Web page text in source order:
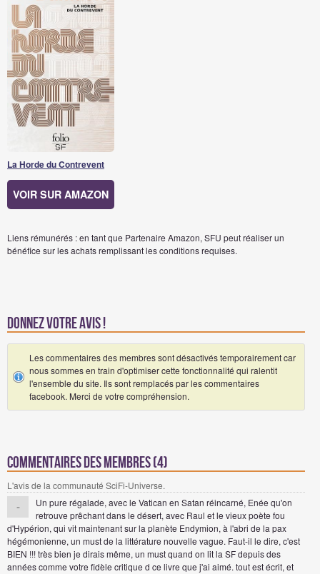
La Horde du Contrevent
VOIR SUR AMAZON
Liens rémunérés : en tant que Partenaire Amazon, SFU peut réaliser un
bénéfice sur les achats remplissant les conditions requises.
Donnez votre avis !
Les commentaires des membres sont désactivés temporairement car
nous sommes en train d'optimiser cette fonctionnalité qui ralentit
l'ensemble du site. Ils sont remplacés par les commentaires
facebook. Merci de votre compréhension.
Commentaires des membres (4)
L'avis de la communauté SciFi-Universe.
-
Un pure régalade, avec le Vatican en Satan réincarné, Enée qu'on
retrouve prêchant dans le désert, avec Raul et le vieux poète fou
d'Hypérion, qui vit maintenant sur la planète Endymion, à l'abri de la pax
hégémonienne, un must de la littérature nouvelle vague. Faut-il le dire, c'est
BIEN !!! très bien je dirais même, un must quand on lit la SF depuis des
années comme votre fidèle critique d ce livre que j'ai aimé. tout est écrit, et